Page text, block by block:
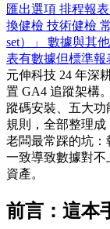
匯出選項 排程報表
換健檢 技術健檢
set）」 數據與其
表有數據但標準報
元伸科技 24 年深
置 GA4 追蹤架構
蹤碼安裝、五大
規則，全部整理
老闆最常踩的坑
一致導致數據對
資產。
前言：這本